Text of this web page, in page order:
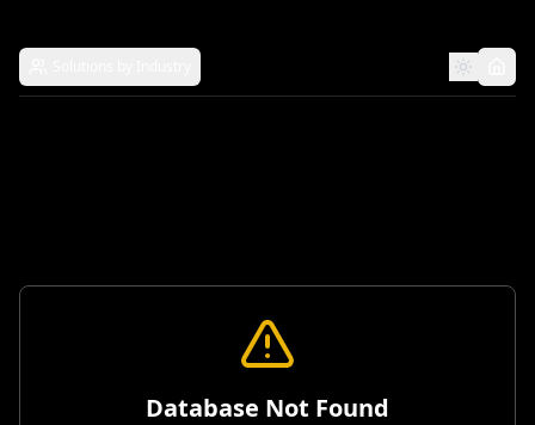
Database Not Found